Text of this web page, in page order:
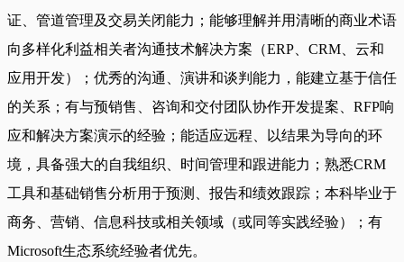
证、管道管理及交易关闭能力；能够理解并用清晰的商业术语
向多样化利益相关者沟通技术解决方案（ERP、CRM、云和
应用开发）；优秀的沟通、演讲和谈判能力，能建立基于信任
的关系；有与预销售、咨询和交付团队协作开发提案、RFP响
应和解决方案演示的经验；能适应远程、以结果为导向的环
境，具备强大的自我组织、时间管理和跟进能力；熟悉CRM
工具和基础销售分析用于预测、报告和绩效跟踪；本科毕业于
商务、营销、信息科技或相关领域（或同等实践经验）；有
Microsoft生态系统经验者优先。